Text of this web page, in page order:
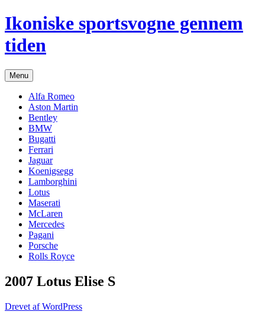
Hop
til
indhold
Ikoniske sportsvogne gennem
tiden
Menu
Alfa Romeo
Aston Martin
Bentley
BMW
Bugatti
Ferrari
Jaguar
Koenigsegg
Lamborghini
Lotus
Maserati
McLaren
Mercedes
Pagani
Porsche
Rolls Royce
2007 Lotus Elise S
Drevet af WordPress